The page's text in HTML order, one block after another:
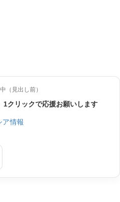
（見出し前）
1クリックで応援お願いします